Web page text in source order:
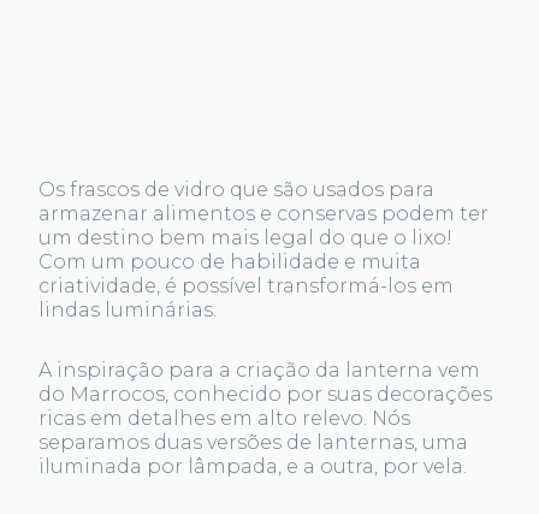
Os frascos de vidro que são usados para
armazenar alimentos e conservas podem ter
um destino bem mais legal do que o lixo!
Com um pouco de habilidade e muita
criatividade, é possível transformá-los em
lindas luminárias.
A inspiração para a criação da lanterna vem
do Marrocos, conhecido por suas decorações
ricas em detalhes em alto relevo. Nós
separamos duas versões de lanternas, uma
iluminada por lâmpada, e a outra, por vela.